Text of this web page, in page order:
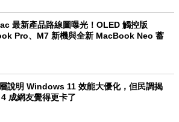
最新產品路線圖曝光！OLED 觸控版
Pro、M7 新機與全新 MacBook Neo 蓄
說明 Windows 11 效能大優化，但民調揭
成網友覺得更卡了